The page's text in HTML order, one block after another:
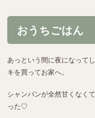
おうちごはん
あっという間に夜になって
キを買ってお家へ。
シャンパンが全然甘くなく
った♡